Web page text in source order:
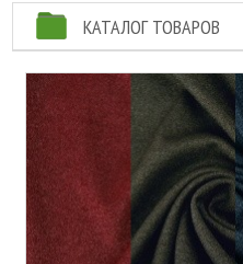
КАТАЛОГ ТОВАРОВ